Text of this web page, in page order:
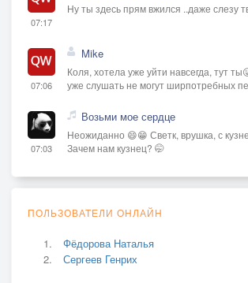
07:17
Ну ты здесь прям вжился ..даже слезу
07:06
Mike
Коля, хотела уже уйти навсегда, тут
уже слушать не могут ширпотребных
07:03
Возьми мое сердце
Неожиданно 😄😁 Светк, врушка, с
Зачем нам кузнец? 🤭
ПОЛЬЗОВАТЕЛИ ОНЛАЙН
Фёдорова Наталья
Сергеев Генрих